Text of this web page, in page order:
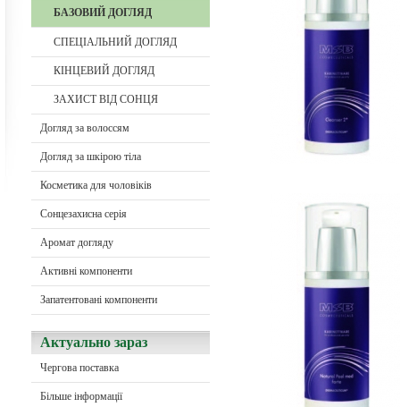
БАЗОВИЙ ДОГЛЯД
СПЕЦІАЛЬНИЙ ДОГЛЯД
КІНЦЕВИЙ ДОГЛЯД
ЗАХИСТ ВІД СОНЦЯ
Догляд за волоссям
Догляд за шкірою тіла
Косметика для чоловіків
Сонцезахисна серія
Aромат догляду
Активні компоненти
Запатентовані компоненти
Актуально зараз
Чергова поставка
Більше інформації